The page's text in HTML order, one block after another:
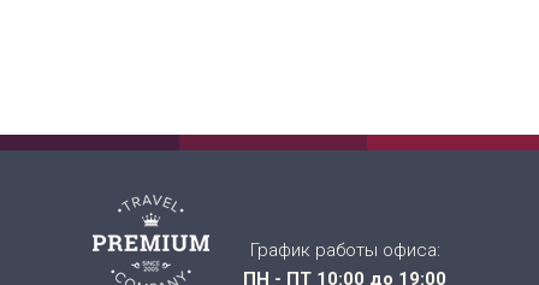
График работы офиса:
ПН - ПТ 10:00 до 19:00